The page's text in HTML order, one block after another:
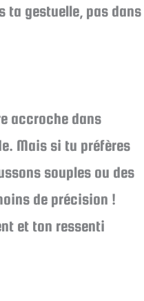
ta gestuelle, pas dans
accroche dans
Mais si tu préfères
souples ou des
de précision !
et ton ressenti